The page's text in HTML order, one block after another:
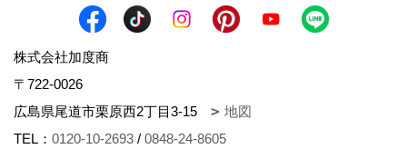
株式会社加度商
〒722-0026
広島県尾道市栗原西2丁目3-15
地図
TEL： 0120-10-2693 / 0848-24-8605